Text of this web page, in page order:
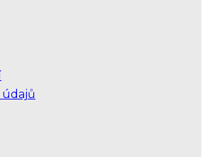
údajů